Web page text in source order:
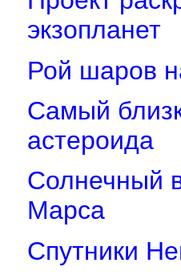
экзопланет
Рой шаров
Самый
астероида
Солнечный
Марса
Спутники